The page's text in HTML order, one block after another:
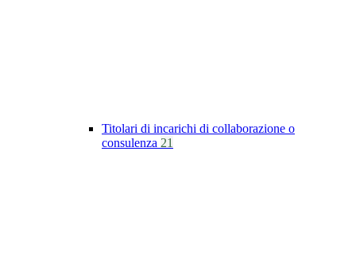
Titolari di incarichi di collaborazione o
consulenza 21